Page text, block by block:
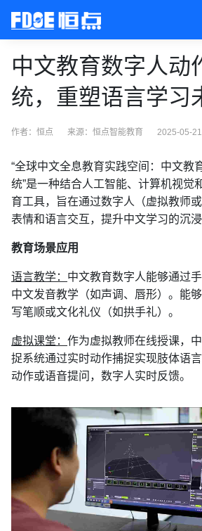
中文教育数字人动
统，重塑语言学习
作者：恒点 来源： 恒点智能教育 2025-05-
“全球中文全息教育实践空间：中文教
统”是一种结合人工智能、计算机视觉
育工具，旨在通过数字人（虚拟教师
表情和语言交互，提升中文学习的沉浸
教育场景应用
语言教学： 中文教育数字人能够通过
中文发音教学（如声调、唇形）。能
写笔顺或文化礼仪（如拱手礼）。
虚拟课堂： 作为虚拟教师在线授课，
捉系统通过实时动作捕捉实现肢体语
动作或语音提问，数字人实时反馈。